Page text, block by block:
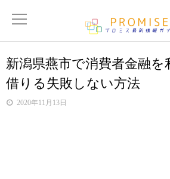
返済金額シュミレーター
【サイトマップ】
新潟県燕市で消費者金融を
借りる失敗しない方法
2020年11月13日